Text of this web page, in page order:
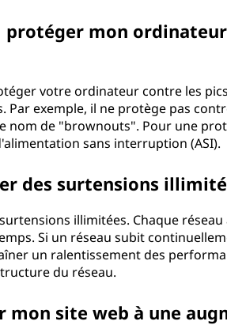
mon
votre ordinateur contre les
exemple, il ne protège pas
nom de "brownouts". Pour une
sans interruption (ASI).
des surtensions
illimitées. Chaque
Si un réseau subit
un ralentissement des
du réseau.
mon site web à une